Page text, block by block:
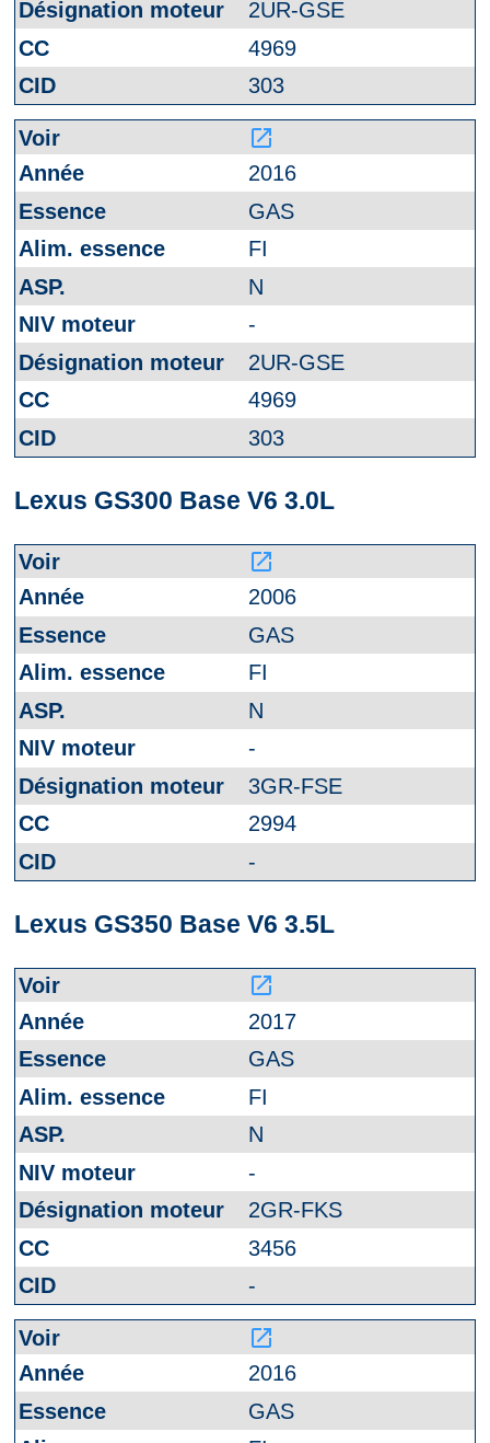
2UR-GSE
4969
303
launch
2016
GAS
FI
N
-
2UR-GSE
4969
303
Lexus GS300 Base V6 3.0L
launch
2006
GAS
FI
N
-
3GR-FSE
2994
-
Lexus GS350 Base V6 3.5L
launch
2017
GAS
FI
N
-
2GR-FKS
3456
-
launch
2016
GAS